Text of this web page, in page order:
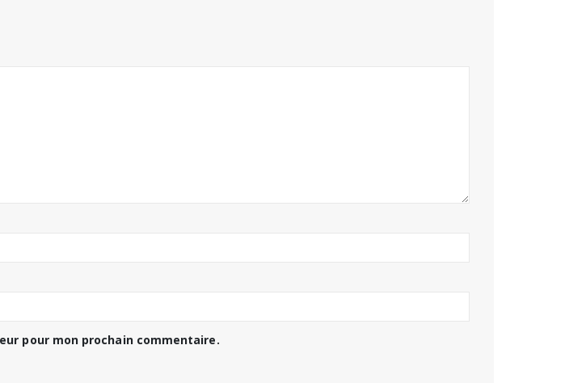
pour mon prochain commentaire.